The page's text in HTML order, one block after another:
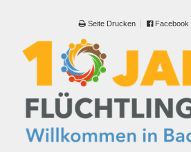
Seite Drucken Facebook